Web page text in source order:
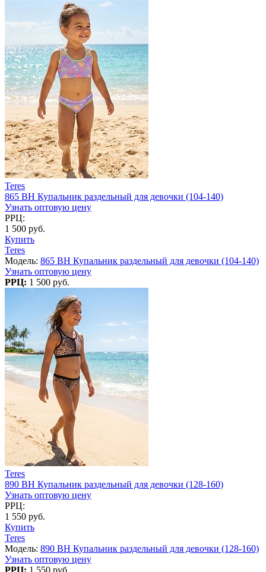
Teres
865 BH Купальник раздельный для девочки (104-140)
Узнать оптовую цену
РРЦ:
1 500 руб.
Купить
Teres
Модель: 865 BH Купальник раздельный для девочки (104-140)
Узнать оптовую цену
РРЦ: 1 500 руб.
Teres
890 BH Купальник раздельный для девочки (128-160)
Узнать оптовую цену
РРЦ:
1 550 руб.
Купить
Teres
Модель: 890 BH Купальник раздельный для девочки (128-160)
Узнать оптовую цену
РРЦ: 1 550 руб.